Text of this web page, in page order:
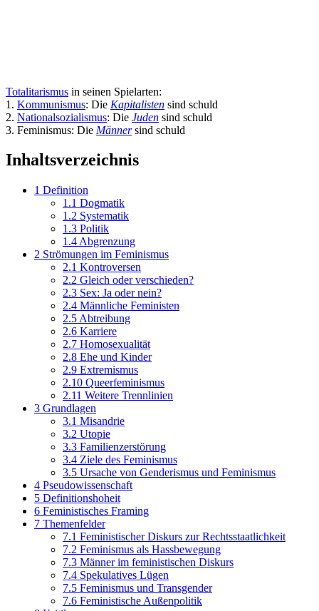
Totalitarismus in seinen Spielarten:
1. Kommunismus: Die Kapitalisten sind schuld
2. Nationalsozialismus: Die Juden sind schuld
3. Feminismus: Die Männersind schuld
Inhaltsverzeichnis
1 Definition
1.1 Dogmatik
1.2 Systematik
1.3 Politik
1.4 Abgrenzung
2 Strömungen im Feminismus
2.1 Kontroversen
2.2 Gleich oder verschieden?
2.3 Sex: Ja oder nein?
2.4 Männliche Feministen
2.5 Abtreibung
2.6 Karriere
2.7 Homosexualität
2.8 Ehe und Kinder
2.9 Extremismus
2.10 Queerfeminismus
2.11 Weitere Trennlinien
3 Grundlagen
3.1 Misandrie
3.2 Utopie
3.3 Familienzerstörung
3.4 Ziele des Feminismus
3.5 Ursache von Genderismus und Feminismus
4 Pseudowissenschaft
5 Definitionshoheit
6 Feministisches Framing
7 Themenfelder
7.1 Feministischer Diskurs zur Rechtsstaatlichkeit
7.2 Feminismus als Hassbewegung
7.3 Männer im feministischen Diskurs
7.4 Spekulatives Lügen
7.5 Feminismus und Transgender
7.6 Feministische Außenpolitik